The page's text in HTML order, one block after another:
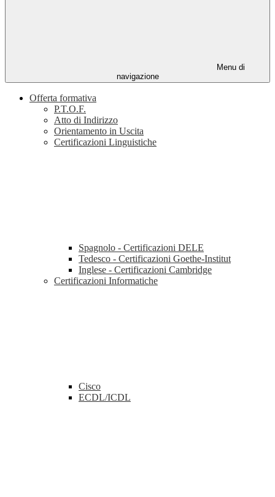
Menu di
navigazione
Offerta formativa
P.T.O.F.
Atto di Indirizzo
Orientamento in Uscita
Certificazioni Linguistiche
Spagnolo - Certificazioni DELE
Tedesco - Certificazioni Goethe-Institut
Inglese - Certificazioni Cambridge
Certificazioni Informatiche
Cisco
ECDL/ICDL